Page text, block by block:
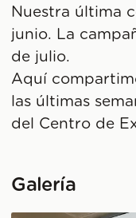
Nuestra última
junio. La
de julio.
Aquí
las últimas
del Centro de
Galería